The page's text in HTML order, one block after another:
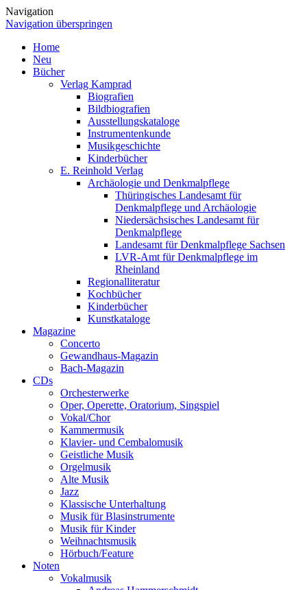
Navigation
Navigation überspringen
Home
Neu
Bücher
Verlag Kamprad
Biografien
Bildbiografien
Ausstellungskataloge
Instrumentenkunde
Musikgeschichte
Kinderbücher
E. Reinhold Verlag
Archäologie und Denkmalpflege
Thüringisches Landesamt für
Denkmalpflege und Archäologie
Niedersächsisches Landesamt für
Denkmalpflege
Landesamt für Denkmalpflege Sachsen
LVR-Amt für Denkmalpflege im
Rheinland
Regionalliteratur
Kochbücher
Kinderbücher
Kunstkataloge
Magazine
Concerto
Gewandhaus-Magazin
Bach-Magazin
CDs
Orchesterwerke
Oper, Operette, Oratorium, Singspiel
Vokal/Chor
Kammermusik
Klavier- und Cembalomusik
Geistliche Musik
Orgelmusik
Alte Musik
Jazz
Klassische Unterhaltung
Musik für Blasinstrumente
Musik für Kinder
Weihnachtsmusik
Hörbuch/Feature
Noten
Vokalmusik